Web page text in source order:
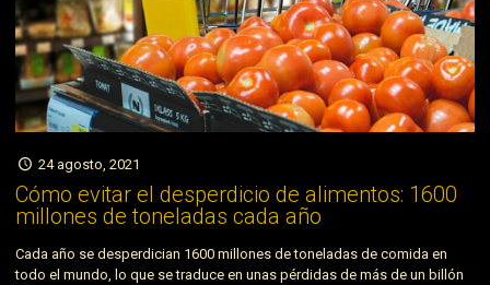
24 agosto, 2021
Cómo evitar el desperdicio de alimentos: 1600
millones de toneladas cada año
Cada año se desperdician 1600 millones de toneladas de comida en
todo el mundo, lo que se traduce en unas pérdidas de más de un billón